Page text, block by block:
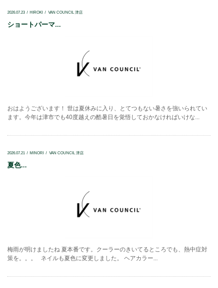
2026.07.23 HIROKI VAN COUNCIL 津店
ショートパーマ...
おはようございます！ 世は夏休みに入り、とてつもない暑さを強いられてい
ます。今年は津市でも40度越えの酷暑日を覚悟しておかなければいけな...
2026.07.21 MINORI VAN COUNCIL 津店
夏色...
梅雨が明けましたね 夏本番です。クーラーのきいてるところでも、熱中症対
策を。。。 ネイルも夏色に変更しました。 ヘアカラー...